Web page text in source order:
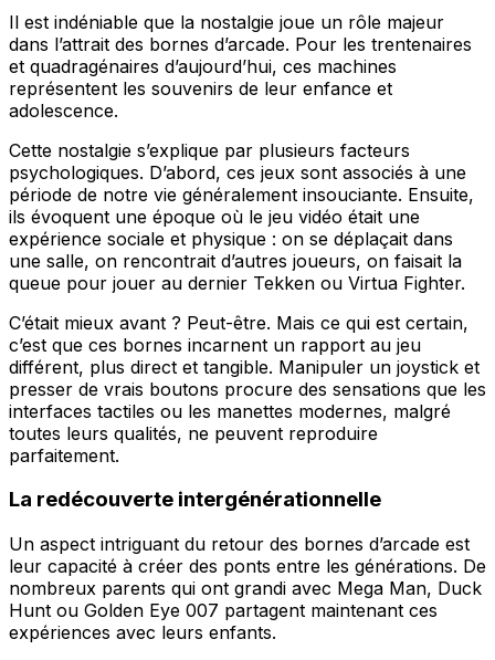
Il est indéniable que la nostalgie joue un rôle majeur
dans l’attrait des bornes d’arcade. Pour les trentenaires
et quadragénaires d’aujourd’hui, ces machines
représentent les souvenirs de leur enfance et
adolescence.
Cette nostalgie s’explique par plusieurs facteurs
psychologiques. D’abord, ces jeux sont associés à une
période de notre vie généralement insouciante. Ensuite,
ils évoquent une époque où le jeu vidéo était une
expérience sociale et physique : on se déplaçait dans
une salle, on rencontrait d’autres joueurs, on faisait la
queue pour jouer au dernier Tekken ou Virtua Fighter.
C’était mieux avant ? Peut-être. Mais ce qui est certain,
c’est que ces bornes incarnent un rapport au jeu
différent, plus direct et tangible. Manipuler un joystick et
presser de vrais boutons procure des sensations que les
interfaces tactiles ou les manettes modernes, malgré
toutes leurs qualités, ne peuvent reproduire
parfaitement.
La redécouverte intergénérationnelle
Un aspect intriguant du retour des bornes d’arcade est
leur capacité à créer des ponts entre les générations. De
nombreux parents qui ont grandi avec Mega Man, Duck
Hunt ou Golden Eye 007 partagent maintenant ces
expériences avec leurs enfants.